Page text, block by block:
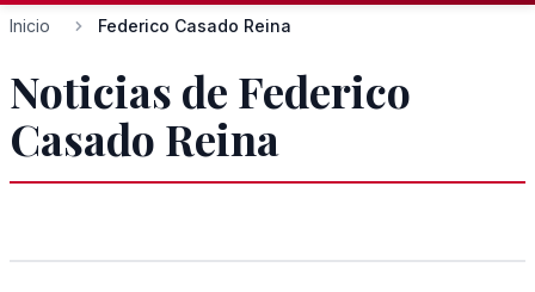
Inicio Federico Casado Reina
Noticias de Federico
Casado Reina